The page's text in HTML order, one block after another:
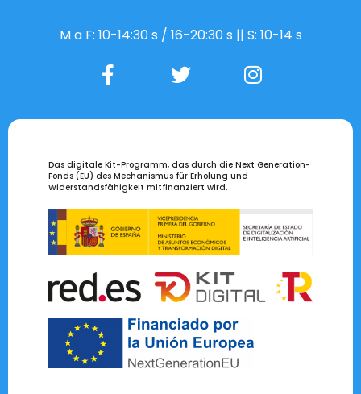
M a F: 10-14:30 s / 16-20:30 s || S: 10-14 s
Das digitale Kit-Programm, das durch die Next Generation-
Fonds (EU) des Mechanismus für Erholung und
Widerstandsfähigkeit mitfinanziert wird.